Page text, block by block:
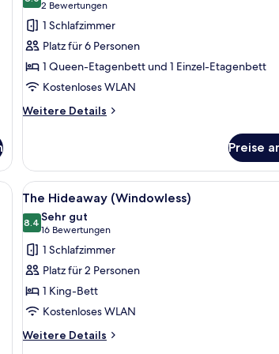
The
Warren
for
6
anzeigen
8.0 von 10
2 Bewertungen
(2
Bewertungen)
1 Schlafzimmer
Platz für 6 Personen
1 Queen-Etagenbett und 1 Einzel-Etagenbett
Kostenloses WLAN
Weitere Details
Weitere
Warren
for
6
Preise
einer gemütlichen Sitzecke und Blick durch ein
Alle
Fotos
für
The
Hideaway
(Windowless)
anzeigen
Ein ordentlich
5
The Hideaway (Windowless)
8.48.4 von 10
Sehr gut
16 Bewertungen
(16
Bewertungen)
1 Schlafzimmer
Platz für 2 Personen
1 King-Bett
Kostenloses WLAN
Weitere Details
Weitere